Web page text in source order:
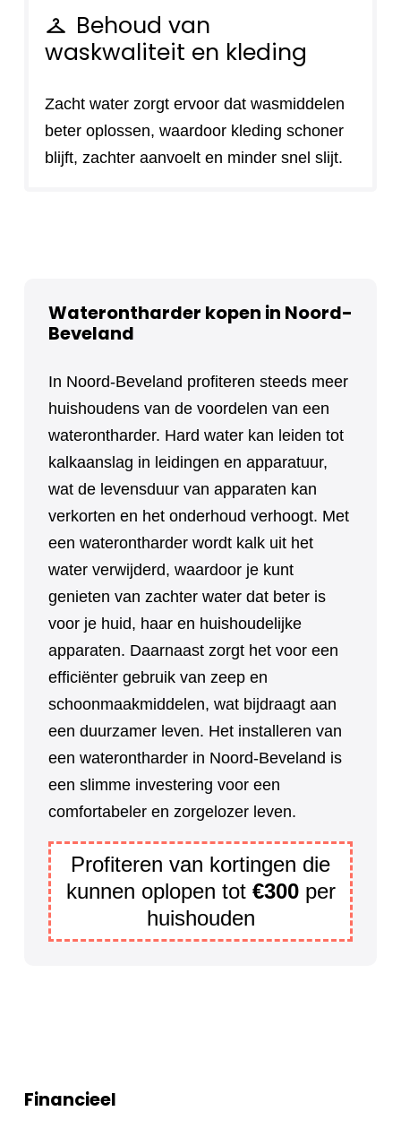
checkroom Behoud van
waskwaliteit en kleding
Zacht water zorgt ervoor dat wasmiddelen
beter oplossen, waardoor kleding schoner
blijft, zachter aanvoelt en minder snel slijt.
Waterontharder kopen in Noord-
Beveland
In Noord-Beveland profiteren steeds meer
huishoudens van de voordelen van een
waterontharder. Hard water kan leiden tot
kalkaanslag in leidingen en apparatuur,
wat de levensduur van apparaten kan
verkorten en het onderhoud verhoogt. Met
een waterontharder wordt kalk uit het
water verwijderd, waardoor je kunt
genieten van zachter water dat beter is
voor je huid, haar en huishoudelijke
apparaten. Daarnaast zorgt het voor een
efficiënter gebruik van zeep en
schoonmaakmiddelen, wat bijdraagt aan
een duurzamer leven. Het installeren van
een waterontharder in Noord-Beveland is
een slimme investering voor een
comfortabeler en zorgelozer leven.
Profiteren van kortingen die
kunnen oplopen tot €300 per
huishouden
Financieel